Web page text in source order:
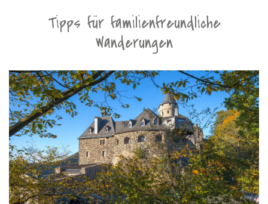
Tipps für familienfreundliche
Wanderungen